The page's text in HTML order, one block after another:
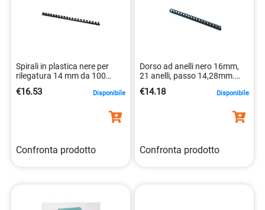
Spirali in plastica nere per
rilegatura 14 mm da 100
€16.53 Disponibile
Confronta prodotto
Dorso ad anelli nero 16mm,
21 anelli, passo 14,28mm.
€14.18 Disponibile
Confronta prodotto